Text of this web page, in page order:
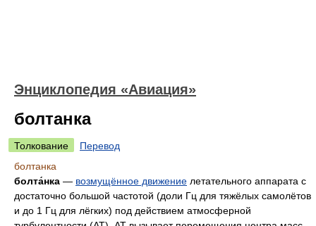
Энциклопедия «Авиация»
болтанка
Толкование
Перевод
болтанка
болта́нка — возмущённое движение летательного аппарата с
достаточно большой частотой (доли Гц для тяжёлых самолётов
и до 1 Гц для лёгких) под действием атмосферной